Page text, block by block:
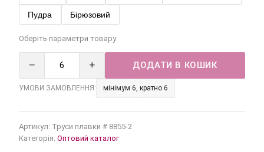
Пудра Бірюзовий
Оберіть параметри товару
− + ДОДАТИ В КОШИК
УМОВИ ЗАМОВЛЕННЯ: мінімум 6, кратно 6
Артикул: Труси плавки # 8855-2
Категорія: Оптовий каталог